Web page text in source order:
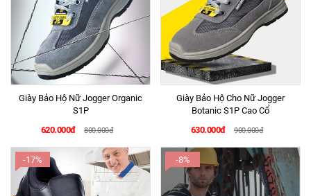
Giày Bảo Hộ Nữ Jogger Organic
S1P
620.000đ
800.000đ
Giày Bảo Hộ Cho Nữ Jogger
Botanic S1P Cao Cổ
630.000đ
900.000đ
-17% -8%